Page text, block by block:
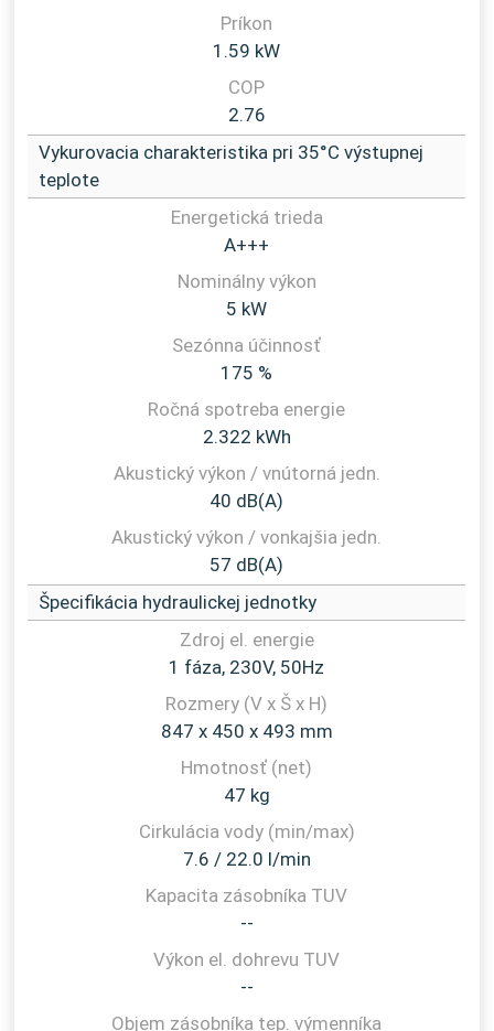
1.59 kW
2.76
Vykurovacia charakteristika pri 35°C výstupnej
teplote
A+++
5 kW
175 %
2.322 kWh
40 dB(A)
57 dB(A)
Špecifikácia hydraulickej jednotky
1 fáza, 230V, 50Hz
847 x 450 x 493 mm
47 kg
7.6 / 22.0 l/min
--
--